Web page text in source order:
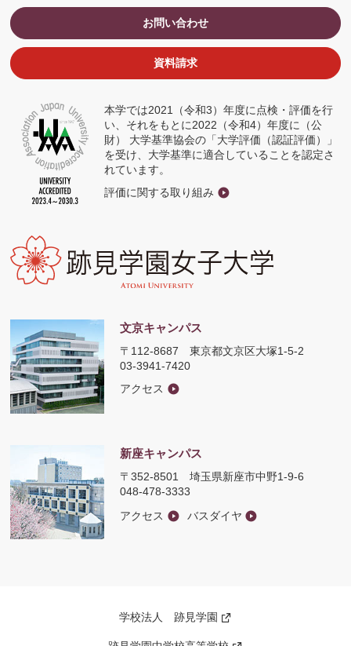
文京キャンパス
〒112-8687東京都文京区大塚1-5-2
03-3941-7420
アクセス
新座キャンパス
〒352-8501埼玉県新座市中野1-9-6
048-478-3333
アクセス
バスダイヤ
本学では2021（令和3）年度に点検・評価を行
い、それをもとに2022（令和4）年度に（公
財） 大学基準協会の「大学評価（認証評価）」
を受け、大学基準に適合していることを認定さ
れています。
評価に関する取り組み
ン
ド
開
お問い合わせ
資料請求
学校法人 跡見学園
新